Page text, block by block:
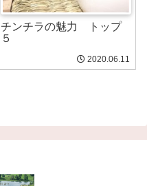
チンチラの魅力 トップ
５
2020.06.11